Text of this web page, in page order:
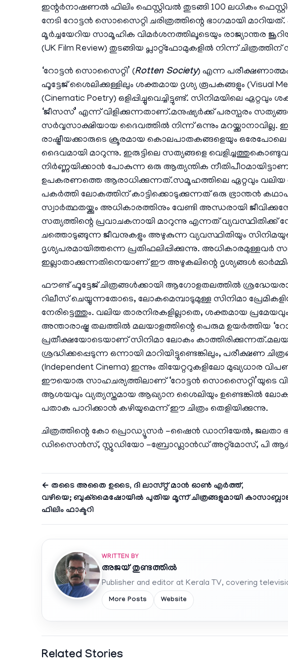
ഇന്റർനാഷണൽ ഫിലിം ഫെസ്റ്റിവൽ തുടങ്ങി 100 ലധികം
നേടി റോട്ടൻ സൊസൈറ്റി ചരിത്രത്തിന്റെ ഭാഗമായി
മൂർച്ചയേറിയ സാമൂഹിക വിമർശനത്തിലൂടെയും രാജ്യാന്തര
(UK Film Review) തുടങ്ങിയ പ്ലാറ്റ്‌ഫോമുകളിൽ നിന്ന് ചിത്രത്തിന്
‘റോട്ടൻ സൊസൈറ്റി’ (Rotten Society) എന്ന
ഫൂട്ടേജ് ശൈലിക്കുള്ളിലും ശക്തമായ ദൃശ്യ രൂപകങ്ങളും (Visual
(Cinematic Poetry) ഒളിപ്പിച്ചുവെച്ചിട്ടുണ്ട്. സിനിമയിലെ
‘ജീസസ്’ എന്ന് വിളിക്കുന്നതാണ്.മനുഷ്യർക്ക് പരസ്പരം
സർവ്വസാക്ഷിയായ ദൈവത്തിൽ നിന്ന് ഒന്നും
രാഷ്ട്രീയക്കാരുടെ ക്രൂരമായ കൊലപാതകങ്ങളെയും ഒരേപോലെ
ദൈവമായി മാറുന്നു. ഇരുട്ടിലെ സത്യങ്ങളെ
നിർണ്ണയിക്കാൻ പോകുന്ന ഒരു ആത്യന്തിക
ഉപകരണത്തെ ആരാധിക്കുന്നത്.സമൂഹത്തിലെ ഏറ്റവും വലിയ
പകർത്തി ലോകത്തിന് കാട്ടിക്കൊടുക്കുന്നത് ഒരു ഭ്രാന്തൻ
സ്വാർത്ഥതയ്ക്കും അധികാരത്തിനും വേണ്ടി അന്ധരായി
സത്യത്തിന്റെ പ്രവാചകനായി മാറുന്നു എന്നത്
ചത്തൊടുങ്ങുന്ന ജീവനുകളും അഴുകുന്ന വ്യവസ്ഥിതിയും
ദൃശ്യപരമായിത്തന്നെ പ്രതിഫലിപ്പിക്കുന്നു.
ഇല്ലാതാക്കുന്നതിനെയാണ് ഈ അഴുകലിന്റെ ദൃശ്യങ്ങൾ
ഫൗണ്ട് ഫൂട്ടേജ് ചിത്രങ്ങൾക്കായി ആഗോളതലത്തിൽ
റിലീസ് ചെയ്യുന്നതോടെ, ലോകമെമ്പാടുമുള്ള സിനിമാ
നേരിട്ടെത്തും. വലിയ താരനിരകളില്ലാതെ, ശക്തമായ
അന്താരാഷ്ട്ര തലത്തിൽ മലയാളത്തിന്റെ പെരുമ ഉയർത്തിയ
പ്രതീക്ഷയോടെയാണ് സിനിമാ ലോകം
ശ്രദ്ധിക്കപ്പെടുന്ന ഒന്നായി മാറിയിട്ടുണ്ടെങ്കിലും, പരീക്ഷണ
(Independent Cinema) ഇന്നും തിയേറ്ററുകളിലോ മുഖ്യധാര
ഈയൊരു സാഹചര്യത്തിലാണ് ‘റോട്ടൻ സൊസൈറ്റി’യുടെ
ആശയവും വ്യത്യസ്തമായ ആഖ്യാന ശൈലിയും ഉണ്ടെങ്കിൽ
പതാക പാറിക്കാൻ കഴിയുമെന്ന് ഈ ചിത്രം തെളിയിക്കുന്നു.
ചിത്രത്തിന്റെ കോ പ്രൊഡ്യൂസർ -ഷൈൻ ഡാനിയേൽ, ജലതാ
ഡിസൈൻസ്, സ്റ്റുഡിയോ -ബ്രോഡ്ലാൻഡ് അറ്റ്മോസ്, പി
← തടൈ അതൈ ഉടൈ, ദി ലാസ്റ്റ് മാൻ ഓൺ എർത്ത്,
വഴിയെ; ബുക്‌മൈഷോയിൽ പുതിയ മൂന്ന് ചിത്രങ്ങളുമായി
ഫിലിം ഫാക്ടറി
WRITTEN BY
അജയ് തുണ്ടത്തിൽ
Publisher and editor at Kerala TV, covering
More Posts Website
Related Stories